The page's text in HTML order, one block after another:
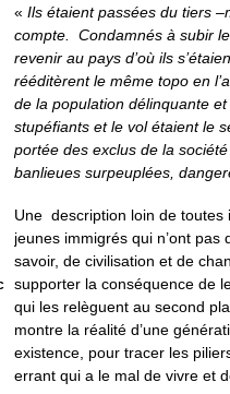
« Ils étaient passées du tiers
compte. Condamnés à subir
revenir au pays d’où ils
rééditèrent le même topo en
de la population délinquante
stupéfiants et le vol étaient le
portée des exclus de la
banlieues surpeuplées,
Une description loin de toutes
jeunes immigrés qui n’ont
savoir, de civilisation et de
supporter la conséquence de
qui les relèguent au second
montre la réalité d’une
existence, pour tracer les
errant qui a le mal de vivre et